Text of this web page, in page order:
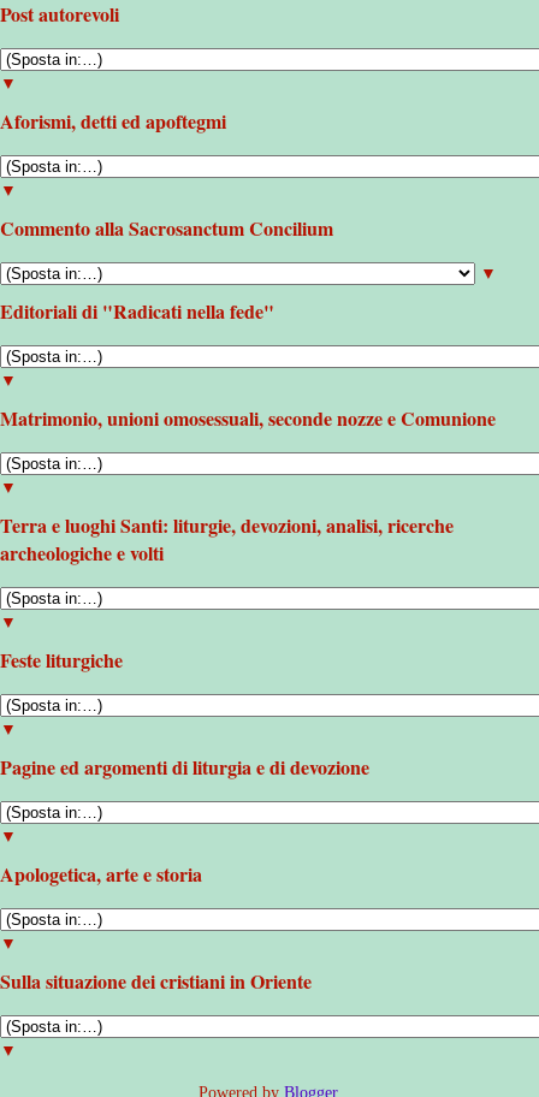
Post autorevoli
▼
Aforismi, detti ed apoftegmi
▼
Commento alla Sacrosanctum Concilium
▼
Editoriali di "Radicati nella fede"
▼
Matrimonio, unioni omosessuali, seconde nozze e Comunione
▼
Terra e luoghi Santi: liturgie, devozioni, analisi, ricerche
archeologiche e volti
▼
Feste liturgiche
▼
Pagine ed argomenti di liturgia e di devozione
▼
Apologetica, arte e storia
▼
Sulla situazione dei cristiani in Oriente
▼
Powered by Blogger.